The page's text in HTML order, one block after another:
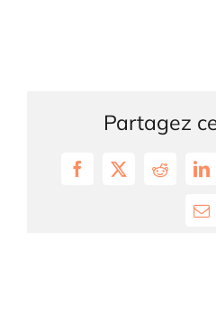
Partagez
Facebook
X Reddit